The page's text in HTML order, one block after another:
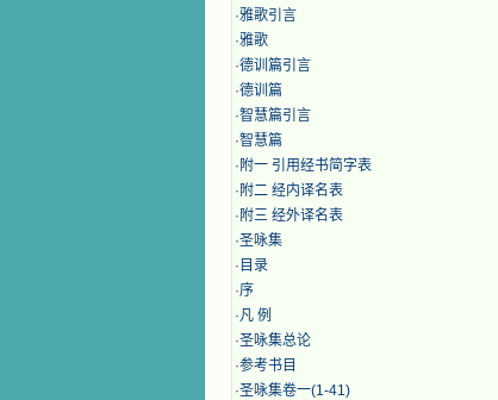
·雅歌引言
·雅歌
·德训篇引言
·德训篇
·智慧篇引言
·智慧篇
· 附一 引用经书简字表
· 附二 经内译名表
· 附三 经外译名表
·圣咏集
· 目录
·序
·凡 例
·圣咏集总论
·参考书目
·圣咏集卷一(1-41)